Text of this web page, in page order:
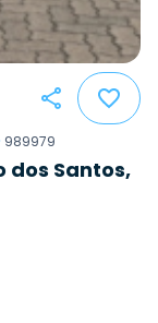
989979
dos Santos,